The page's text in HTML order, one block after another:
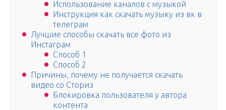
Использование каналов с музыкой
Инструкция как скачать музыку из вк в
телеграм
Лучшие способы скачать все фото из
Инстаграм
Способ 1
Способ 2
Причины, почему не получается скачать
видео со Сториз
Блокировка пользователя у автора
контента